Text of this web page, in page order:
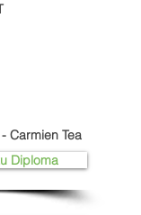
Carmien Tea
Diploma